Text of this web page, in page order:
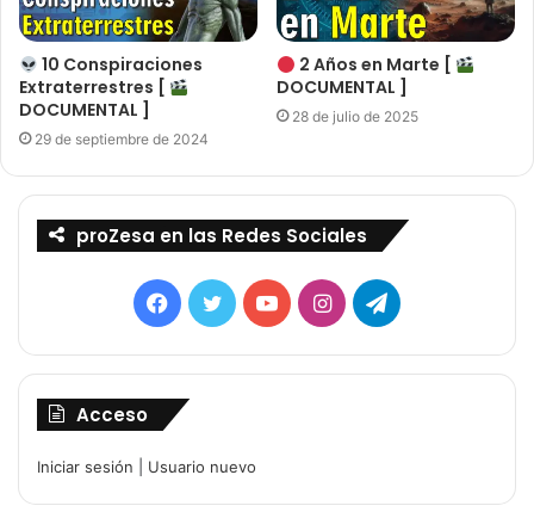
10 Conspiraciones
Extraterrestres [
DOCUMENTAL ]
29 de septiembre de 2024
2 Años en Marte [
DOCUMENTAL ]
28 de julio de 2025
proZesa en las Redes Sociales
Facebook
TwitterYouTubeInstagramTelegram
Acceso
Iniciar sesión Usuario nuevo